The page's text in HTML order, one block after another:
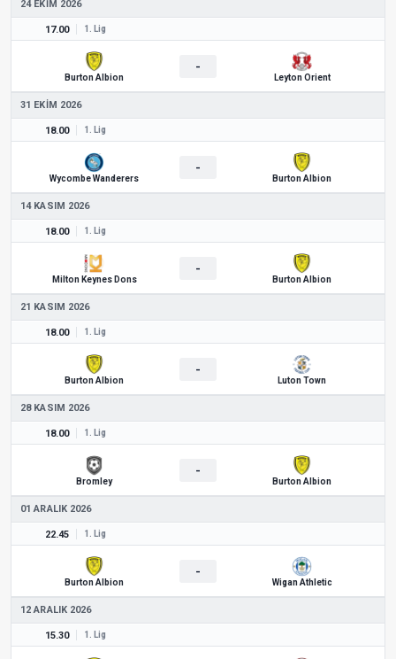
24 EKIM 2026
17.00 1. Lig
Burton Albion
-
Leyton Orient
31 EKIM 2026
18.00 1. Lig
Wycombe Wanderers
-
Burton Albion
14 KASIM 2026
18.00 1. Lig
Milton Keynes Dons
-
Burton Albion
21 KASIM 2026
18.00 1. Lig
Burton Albion
-
Luton Town
28 KASIM 2026
18.00 1. Lig
Bromley
-
Burton Albion
01 ARALIK 2026
22.45 1. Lig
Burton Albion
-
Wigan Athletic
12 ARALIK 2026
15.30 1. Lig